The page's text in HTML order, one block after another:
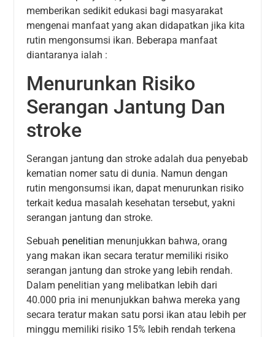
memberikan sedikit edukasi bagi masyarakat
mengenai manfaat yang akan didapatkan jika kita
rutin mengonsumsi ikan. Beberapa manfaat
diantaranya ialah :
Menurunkan Risiko
Serangan Jantung Dan
stroke
Serangan jantung dan stroke adalah dua penyebab
kematian nomer satu di dunia. Namun dengan
rutin mengonsumsi ikan, dapat menurunkan risiko
terkait kedua masalah kesehatan tersebut, yakni
serangan jantung dan stroke.
Sebuah penelitian menunjukkan bahwa, orang
yang makan ikan secara teratur memiliki risiko
serangan jantung dan stroke yang lebih rendah.
Dalam penelitian yang melibatkan lebih dari
40.000 pria ini menunjukkan bahwa mereka yang
secara teratur makan satu porsi ikan atau lebih per
minggu memiliki risiko 15% lebih rendah terkena